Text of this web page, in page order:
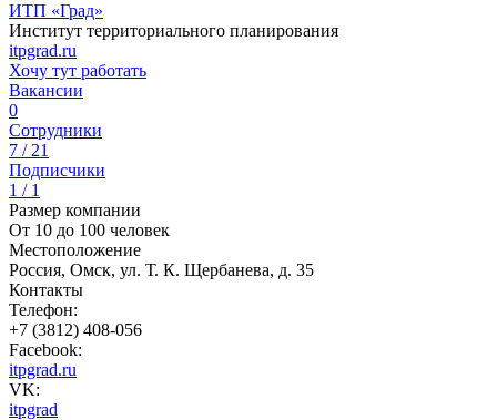
ИТП «Град»
Институт территориального планирования
itpgrad.ru
Хочу тут работать
Вакансии
0
Сотрудники
7 / 21
Подписчики
1 / 1
Размер компании
От 10 до 100 человек
Местоположение
Россия, Омск, ул. Т. К. Щербанева, д. 35
Контакты
Телефон:
+7 (3812) 408-056
Facebook:
itpgrad.ru
VK:
itpgrad